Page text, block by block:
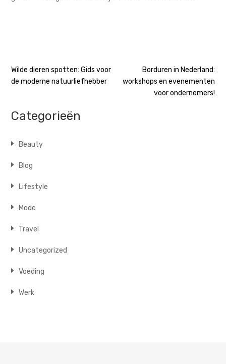
Bericht
navigatie
Wilde dieren spotten: Gids voor
de moderne natuurliefhebber
Borduren in Nederland:
workshops en evenementen
voor ondernemers!
Categorieën
Beauty
Blog
Lifestyle
Mode
Travel
Uncategorized
Voeding
Werk